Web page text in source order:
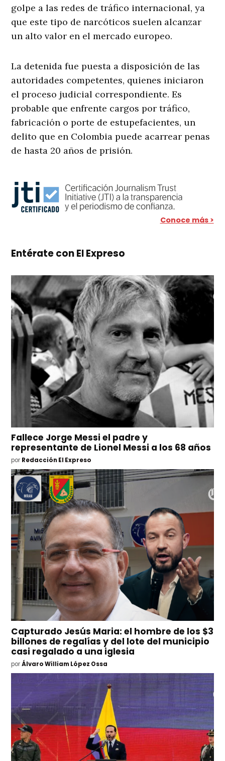
golpe a las redes de tráfico internacional, ya
que este tipo de narcóticos suelen alcanzar
un alto valor en el mercado europeo.
La detenida fue puesta a disposición de las
autoridades competentes, quienes iniciaron
el proceso judicial correspondiente. Es
probable que enfrente cargos por tráfico,
fabricación o porte de estupefacientes, un
delito que en Colombia puede acarrear penas
de hasta 20 años de prisión.
Conoce más >
Entérate con El Expreso
Fallece Jorge Messi el padre y
representante de Lionel Messi a los 68 años
por Redacción El Expreso
Capturado Jesús Maria: el hombre de los $3
billones de regalías y del lote del municipio
casi regalado a una iglesia
por Álvaro William López Ossa